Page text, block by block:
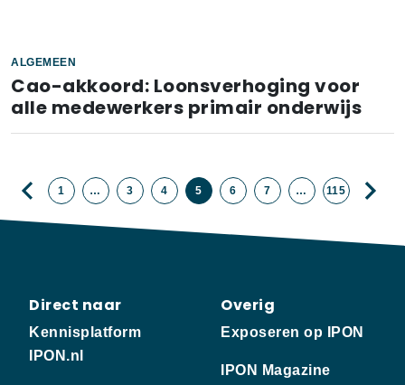
ALGEMEEN
Cao-akkoord: Loonsverhoging voor
alle medewerkers primair onderwijs
1 … 3 4 5 6 7 … 115
Direct naar
Kennisplatform
IPON.nl
Overig
Exposeren op IPON
IPON Magazine